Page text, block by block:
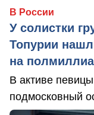
В России
У солистки
Топурии
на
В активе
подмосковный